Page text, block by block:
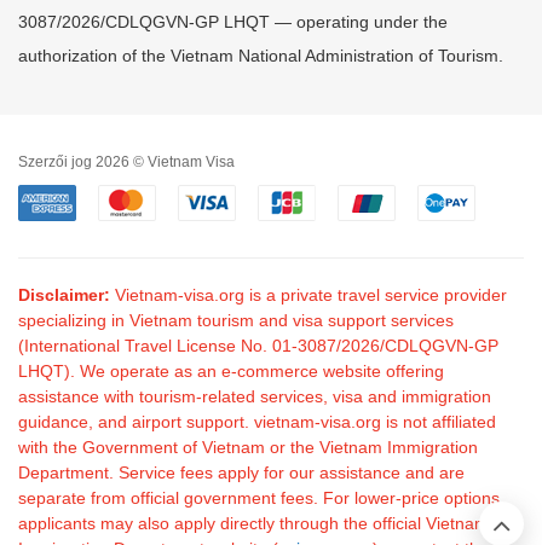
3087/2026/CDLQGVN-GP LHQT — operating under the
authorization of the Vietnam National Administration of Tourism.
Szerzői jog 2026 © Vietnam Visa
Disclaimer: Vietnam-visa.org is a private travel service provider
specializing in Vietnam tourism and visa support services
(International Travel License No. 01-3087/2026/CDLQGVN-GP
LHQT). We operate as an e-commerce website offering
assistance with tourism-related services, visa and immigration
guidance, and airport support. vietnam-visa.org is not affiliated
with the Government of Vietnam or the Vietnam Immigration
Department. Service fees apply for our assistance and are
separate from official government fees. For lower-price options,
applicants may also apply directly through the official Vietnam